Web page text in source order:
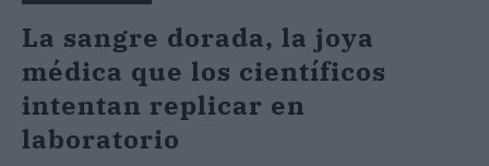
La sangre dorada, la joya
médica que los científicos
intentan replicar en
laboratorio